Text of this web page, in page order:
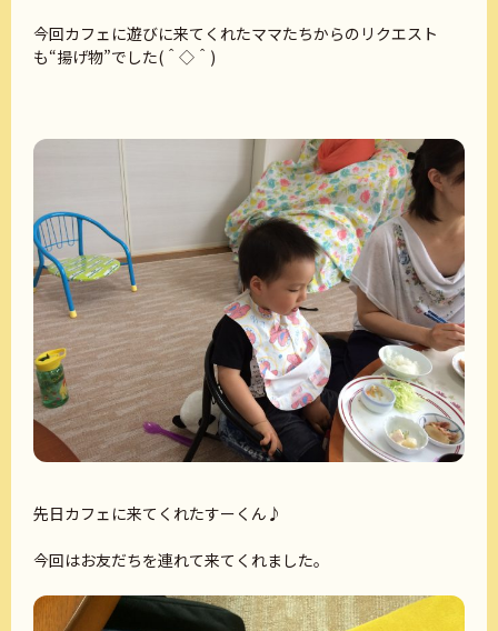
今回カフェに遊びに来てくれたママたちからのリクエスト
も“揚げ物”でした(＾◇＾)
先日カフェに来てくれたすーくん♪
今回はお友だちを連れて来てくれました。